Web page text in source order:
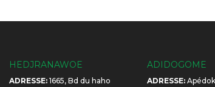
HEDJRANAWOE
ADRESSE: 1665, Bd du haho
ADIDOGOME
ADRESSE: